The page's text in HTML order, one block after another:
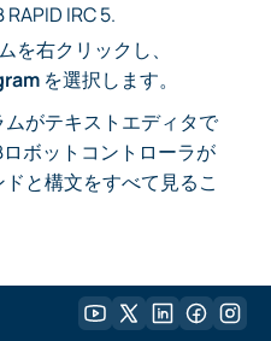
RAPID IRC 5.
を右クリックし、
を選択します。
がテキストエディタで
ボットコントローラが
と構文をすべて見るこ